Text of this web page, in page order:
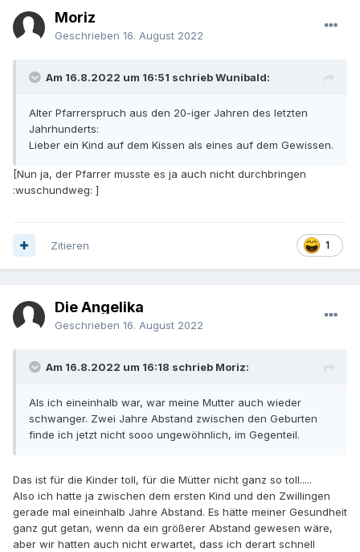
Moriz
Geschrieben 16. August 2022
Am 16.8.2022 um 16:51 schrieb Wunibald:
Alter Pfarrerspruch aus den 20-iger Jahren des letzten
Jahrhunderts:
Lieber ein Kind auf dem Kissen als eines auf dem Gewissen.
[Nun ja, der Pfarrer musste es ja auch nicht durchbringen
:wuschundweg: ]
1
Zitieren
Die Angelika
Geschrieben 16. August 2022
Am 16.8.2022 um 16:18 schrieb Moriz:
Als ich eineinhalb war, war meine Mutter auch wieder
schwanger. Zwei Jahre Abstand zwischen den Geburten
finde ich jetzt nicht sooo ungewöhnlich, im Gegenteil.
Das ist für die Kinder toll, für die Mütter nicht ganz so toll.....
Also ich hatte ja zwischen dem ersten Kind und den Zwillingen
gerade mal eineinhalb Jahre Abstand. Es hätte meiner Gesundheit
ganz gut getan, wenn da ein größerer Abstand gewesen wäre,
aber wir hatten auch nicht erwartet, dass ich derart schnell